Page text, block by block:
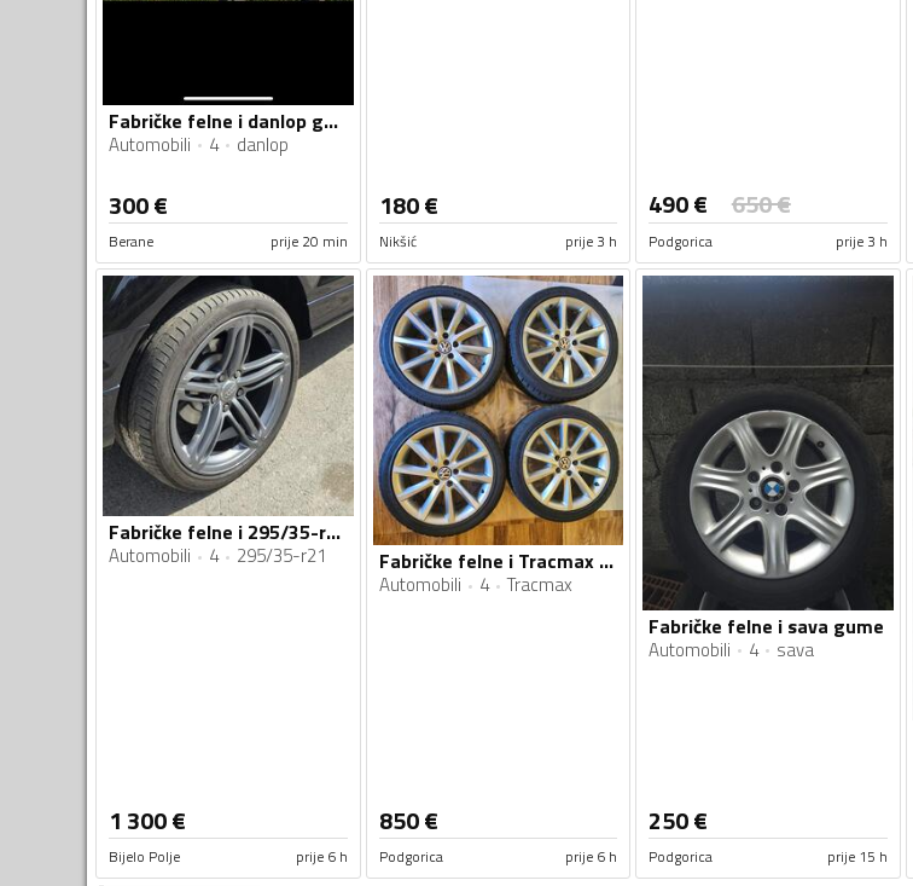
Fabričke felne i danlop gume
Automobili 4 danlop
300€
Berane prije 20 min
180€
Nikšić prije 3 h
490€ 650€
Podgorica prije 3 h
Fabričke felne i 295/35-r21 gume
Automobili 4 295/35-r21
1 300€
Bijelo Polje prije 6 h
Fabričke felne i Tracmax gume
Automobili 4 Tracmax
850€
Podgorica prije 6 h
Fabričke felne i sava gume
Automobili 4 sava
250€
Podgorica prije 15 h